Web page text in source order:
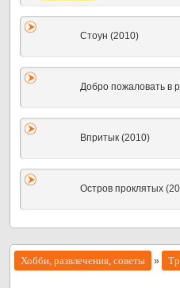
Стоун (2010)
Добро пожаловать в
Впритык (2010)
Остров проклятых
Хобби, развлечения, советы »